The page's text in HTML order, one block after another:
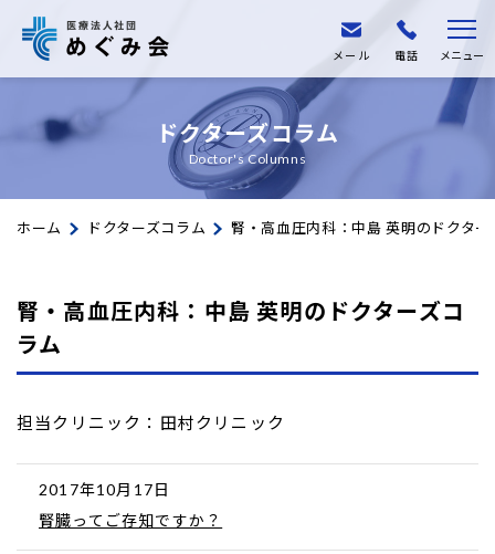
メール 電話 メニュー
ドクターズコラム
Doctor's Columns
ホーム ドクターズコラム 腎・高血圧内科：中島 英明のドクター
腎・高血圧内科：中島 英明のドクターズコ
ラム
担当クリニック：田村クリニック
2017年10月17日
腎臓ってご存知ですか？